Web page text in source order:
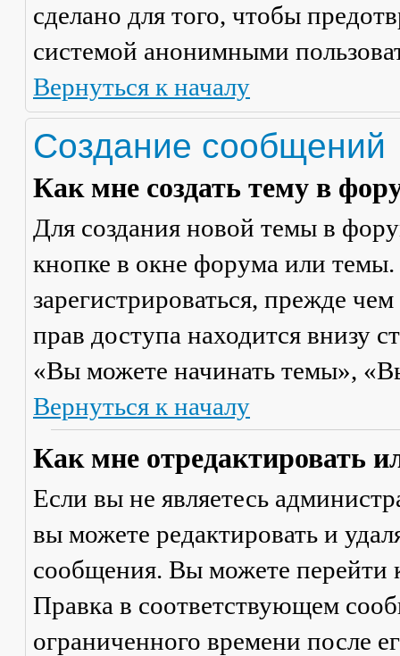
сделано для того, чтобы
системой анонимными
Вернуться к началу
Создание сообщений
Как мне создать тему в
Для создания новой темы в
кнопке в окне форума или
зарегистрироваться, прежде
прав доступа находится внизу
«Вы можете начинать темы»,
Вернуться к началу
Как мне отредактировать
Если вы не являетесь
вы можете редактировать и
сообщения. Вы можете перейти
Правка в соответствующем
ограниченного времени после